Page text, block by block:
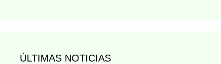
ÚLTIMAS NOTICIAS